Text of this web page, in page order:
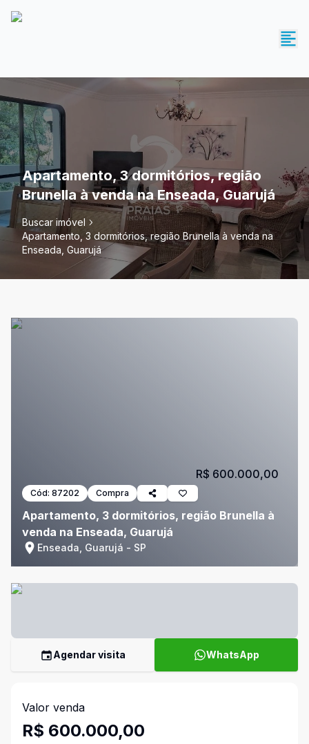
Apartamento, 3 dormitórios, região
Brunella à venda na Enseada, Guarujá
Buscar imóvel
Apartamento, 3 dormitórios, região Brunella à venda na
Enseada, Guarujá
Cód: 87202 Compra
Apartamento, 3 dormitórios, região Brunella à
venda na Enseada, Guarujá
Enseada, Guarujá - SP
R$ 600.000,00
Agendar visita WhatsApp
Valor venda
R$ 600.000,00